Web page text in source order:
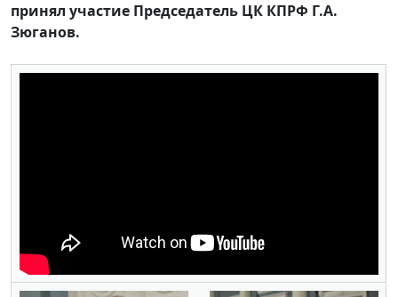
принял участие Председатель ЦК КПРФ Г.А.
Зюганов.